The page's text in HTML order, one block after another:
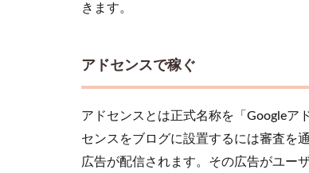
セン
1.2
アフ
エイ
トで
きます。
アドセンスで稼ぐ
アドセンスとは正式名称を「Googleア
センスをブログに設置するには審査を
広告が配信されます。その広告がユー